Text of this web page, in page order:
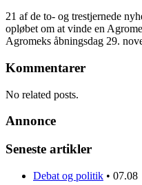
21 af de to- og trestjernede
opløbet om at vinde en
Agromeks åbningsdag 29.
Kommentarer
No related posts.
Annonce
Seneste artikler
Debat og politik • 07.08